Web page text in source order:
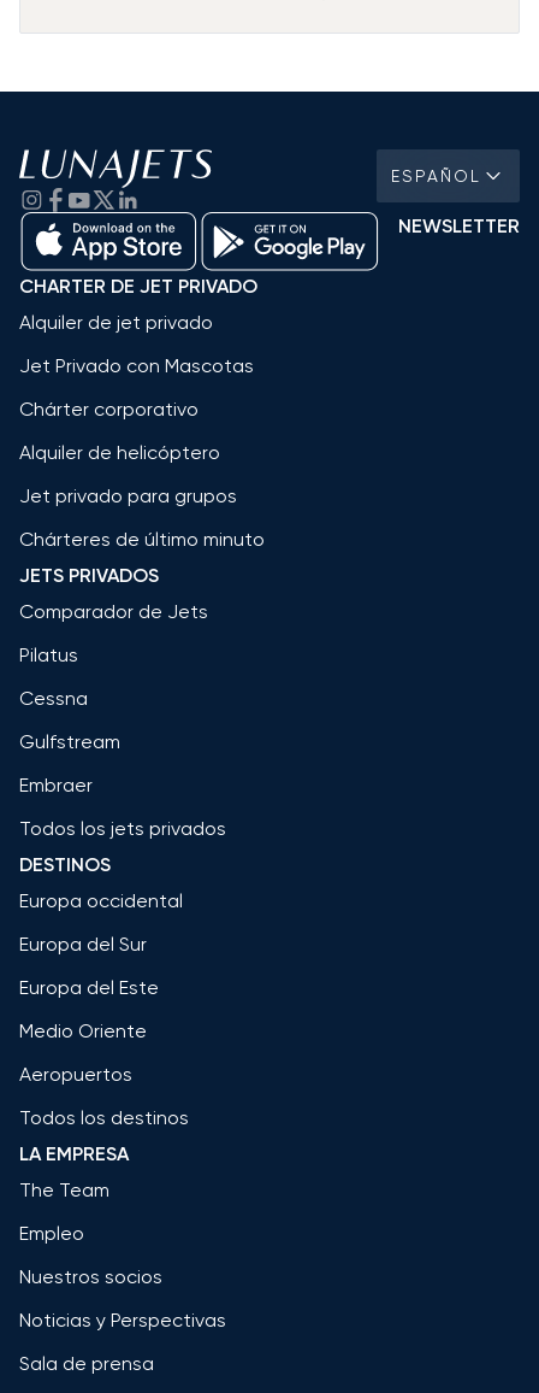
ESPAÑOL
NEWSLETTER
CHARTER DE JET PRIVADO
Alquiler de jet privado
Jet Privado con Mascotas
Chárter corporativo
Alquiler de helicóptero
Jet privado para grupos
Chárteres de último minuto
JETS PRIVADOS
Comparador de Jets
Pilatus
Cessna
Gulfstream
Embraer
Todos los jets privados
DESTINOS
Europa occidental
Europa del Sur
Europa del Este
Medio Oriente
Aeropuertos
Todos los destinos
LA EMPRESA
The Team
Empleo
Nuestros socios
Noticias y Perspectivas
Sala de prensa